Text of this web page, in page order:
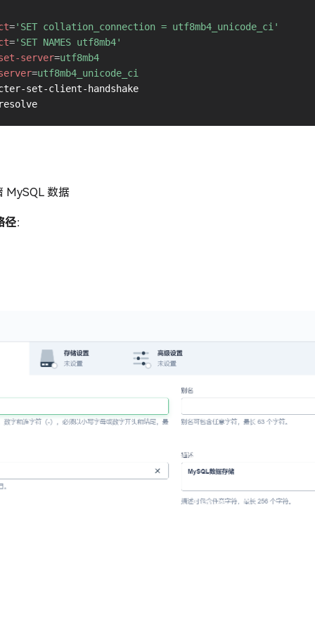
='SET collation_connection = utf8mb4_unicode_ci'
='SET NAMES utf8mb4'
server=utf8mb4
=utf8mb4_unicode_ci
set-client-handshake
skip-name-resolve
MySQL 数据
径：